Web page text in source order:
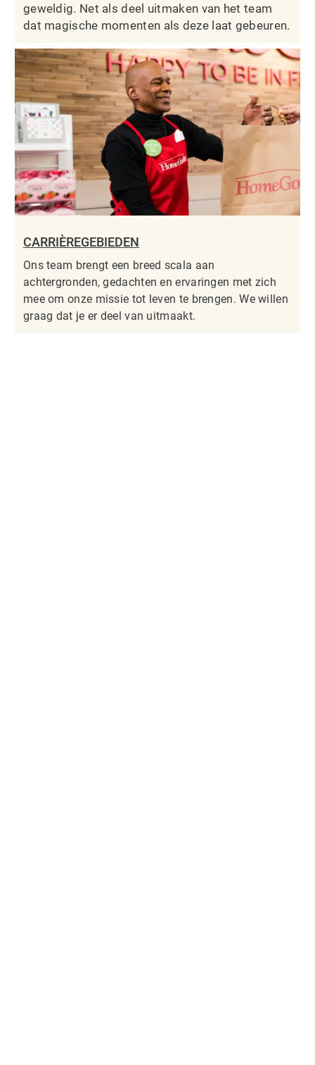
geweldig. Net als deel uitmaken van het team
dat magische momenten als deze laat gebeuren.
CARRIÈREGEBIEDEN
Ons team brengt een breed scala aan
achtergronden, gedachten en ervaringen met zich
mee om onze missie tot leven te brengen. We willen
graag dat je er deel van uitmaakt.